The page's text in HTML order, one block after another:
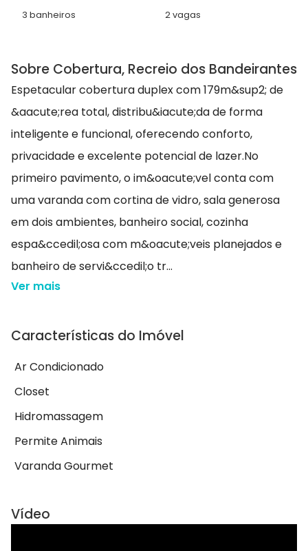
3 banheiros 2 vagas
Sobre Cobertura, Recreio dos Bandeirantes
Espetacular cobertura duplex com 179m&sup2; de
&aacute;rea total, distribu&iacute;da de forma
inteligente e funcional, oferecendo conforto,
privacidade e excelente potencial de lazer.No
primeiro pavimento, o im&oacute;vel conta com
uma varanda com cortina de vidro, sala generosa
em dois ambientes, banheiro social, cozinha
espa&ccedil;osa com m&oacute;veis planejados e
banheiro de servi&ccedil;o tr...
Ver mais
Características do Imóvel
Ar Condicionado
Closet
Hidromassagem
Permite Animais
Varanda Gourmet
Vídeo